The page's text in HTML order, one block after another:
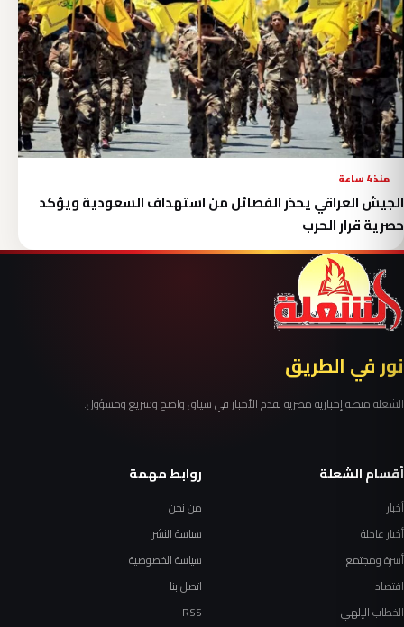
منذ 4 ساعة
الجيش العراقي يحذر الفصائل من استهداف السعودية ويؤكد
حصرية قرار الحرب
نور في الطريق
الشعلة منصة إخبارية مصرية تقدم الأخبار في سياق واضح وسريع ومسؤول.
أقسام الشعلة
أخبار
أخبار عاجلة
أسرة ومجتمع
اقتصاد
الخطاب الإلهي
روابط مهمة
من نحن
سياسة النشر
سياسة الخصوصية
اتصل بنا
RSS